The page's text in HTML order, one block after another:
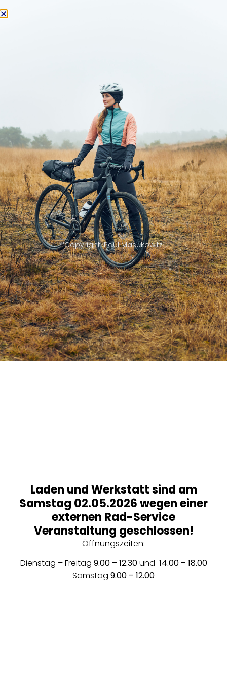
Kategorie: Rennrad
SIMPLON – Österreichische Traditions-
Radmarke neu ins Programm aufgenommen!
/*! elementor – v3.17.0 – 01-11-2023 */ .elementor-widget-
image{text-align:center}.elementor-widget-image
a{display:inline-block}.elementor-widget-image a
Melde Dich für unseren Newsletter an!
Erfahre aktuelle Neuheiten, Tipps und Informationen via Email!
Copyright: Paul Masukowitz
Laden und Werkstatt sind am
Samstag 02.05.2026 wegen einer
externen Rad-Service
Veranstaltung geschlossen!
Öffnungszeiten:
Dienstag – Freitag 9.00 – 12.30und 14.00 – 18.00
Samstag 9.00 – 12.00